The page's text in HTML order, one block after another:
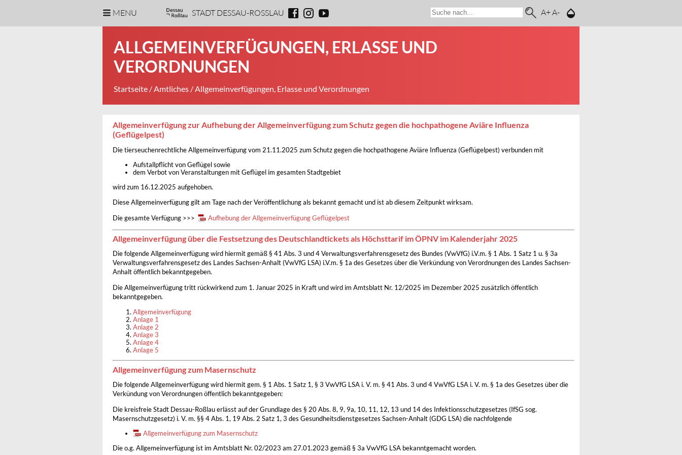
MENU STADT DESSAU-ROSSLAU A+A-
ALLGEMEINVERFÜGUNGEN, ERLASSE UND
VERORDNUNGEN
Startseite /Amtliches / Allgemeinverfügungen, Erlasse und Verordnungen
Allgemeinverfügung zur Aufhebung der Allgemeinverfügung zum Schutz gegen die hochpathogene Aviäre Influenza
(Geflügelpest)
Die tierseuchenrechtliche Allgemeinverfügung vom 21.11.2025 zum Schutz gegen die hochpathogene Aviäre Influenza (Geflügelpest) verbunden mit
Aufstallpflicht von Geflügel sowie
dem Verbot von Veranstaltungen mit Geflügel im gesamten Stadtgebiet
wird zum 16.12.2025 aufgehoben.
Diese Allgemeinverfügung gilt am Tage nach der Veröffentlichung als bekannt gemacht und ist ab diesem Zeitpunkt wirksam.
Die gesamte Verfügung >>> Aufhebung der Allgemeinverfügung Geflügelpest
Allgemeinverfügung über die Festsetzung des Deutschlandtickets als Höchsttarif im ÖPNV im Kalenderjahr 2025
Die folgende Allgemeinverfügung wird hiermit gemäß § 41 Abs. 3 und 4 Verwaltungsverfahrensgesetz des Bundes (VwVfG) i.V.m. § 1 Abs. 1 Satz 1 u. § 3a
Verwaltungsverfahrensgesetz des Landes Sachsen-Anhalt (VwVfG LSA) i.V.m. § 1a des Gesetzes über die Verkündung von Verordnungen des Landes Sachsen-
Anhalt öffentlich bekanntgegeben.
Die Allgemeinverfügung tritt rückwirkend zum 1. Januar 2025 in Kraft und wird im Amtsblatt Nr. 12/2025 im Dezember 2025 zusätzlich öffentlich
bekanntgegeben.
Allgemeinverfügung
Anlage 1
Anlage 2
Anlage 3
Anlage 4
Anlage 5
Allgemeinverfügung zum Masernschutz
Die folgende Allgemeinverfügung wird hiermit gem. § 1 Abs. 1 Satz 1, § 3 VwVfG LSA i. V. m. § 41 Abs. 3 und 4 VwVfG LSA i. V. m. § 1a des Gesetzes über die
Verkündung von Verordnungen öffentlich bekanntgegeben:
Die kreisfreie Stadt Dessau-Roßlau erlässt auf der Grundlage des § 20 Abs. 8, 9, 9a, 10, 11, 12, 13 und 14 des Infektionsschutzgesetzes (IfSG sog.
Masernschutzgesetz) i. V. m. §§ 4 Abs. 1, 19 Abs. 2 Satz 1, 3 des Gesundheitsdienstgesetzes Sachsen-Anhalt (GDG LSA) die nachfolgende
Allgemeinverfügung zum Masernschutz
Die o.g. Allgemeinverfügung ist im Amtsblatt Nr. 02/2023 am 27.01.2023 gemäß § 3a VwVfG LSA bekanntgemacht worden.